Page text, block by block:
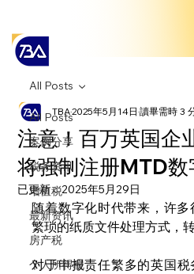
All Posts
案例分享
税务资讯
增值税
最新资讯
房产税
个人所得税
All Posts
注意！百万英国企
将强制注册MTD数
TBA2025年5月14日讀畢需時 3
已更新：2025年5月29日
随着数字化时代带来，许
繁琐的纸质文件处理方式，
对于申报责任繁多的英国税